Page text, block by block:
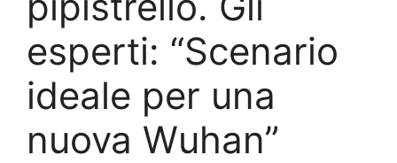
esperti: “Scenario
ideale per una
nuova Wuhan”